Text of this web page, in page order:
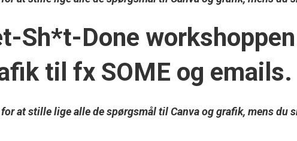
Sh*t-Done workshoppen
til fx SOME og emails.
at stille lige alle de spørgsmål til Canva og grafik, mens du